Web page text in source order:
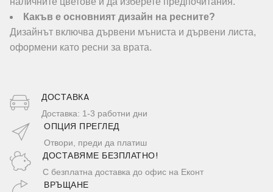
Какъв е основният дизайн на ресните?
Дизайнът включва дървени мъниста и дървени листа,
оформени като ресни за врата.
ДОСТАВКA
Доставка: 1-3 работни дни
ОПЦИЯ ПРЕГЛЕД
Отвори, преди да платиш
ДОСТАВЯМЕ БЕЗПЛАТНО!
С безплатна доставка до офис на Еконт
ВРЪЩАНЕ